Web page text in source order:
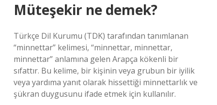
Müteşekir ne demek?
Türkçe Dil Kurumu (TDK) tarafından tanımlanan
“minnettar” kelimesi, “minnettar, minnettar,
minnettar” anlamına gelen Arapça kökenli bir
sıfattır. Bu kelime, bir kişinin veya grubun bir iyilik
veya yardıma yanıt olarak hissettiği minnettarlık ve
şükran duygusunu ifade etmek için kullanılır.